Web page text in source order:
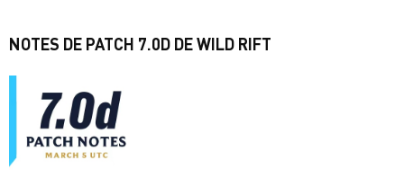
NOTES DE PATCH 7.0D DE WILD RIFT